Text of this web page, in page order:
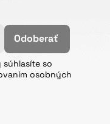
Odoberať
súhlasíte so
osobných